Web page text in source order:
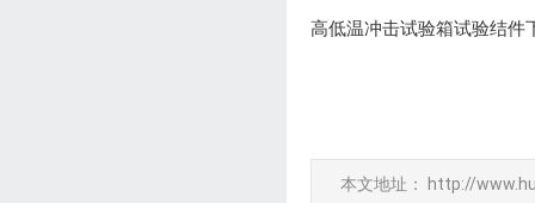
高低温冲击试验箱试验结件
本文地址： http://